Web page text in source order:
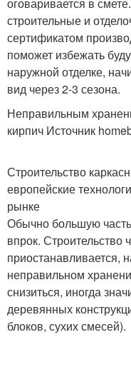
строительные и
сертификатом
поможет избежать
наружной отделке,
вид через 2-3 сезона.
Неправильным
кирпич Источник
Строительство
европейские
рынке
Обычно большую
впрок. Строительство
приостанавливается,
неправильном
снизиться, иногда
деревянных
блоков, сухих смесей).